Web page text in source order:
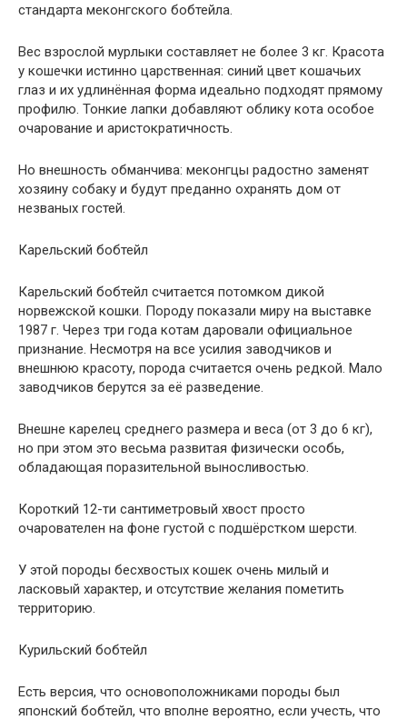
стандарта меконгского бобтейла.
Вес взрослой мурлыки составляет не более 3 кг. Красота
у кошечки истинно царственная: синий цвет кошачьих
глаз и их удлинённая форма идеально подходят прямому
профилю. Тонкие лапки добавляют облику кота особое
очарование и аристократичность.
Но внешность обманчива: меконгцы радостно заменят
хозяину собаку и будут преданно охранять дом от
незваных гостей.
Карельский бобтейл
Карельский бобтейл считается потомком дикой
норвежской кошки. Породу показали миру на выставке
1987 г. Через три года котам даровали официальное
признание. Несмотря на все усилия заводчиков и
внешнюю красоту, порода считается очень редкой. Мало
заводчиков берутся за её разведение.
Внешне карелец среднего размера и веса (от 3 до 6 кг),
но при этом это весьма развитая физически особь,
обладающая поразительной выносливостью.
Короткий 12-ти сантиметровый хвост просто
очарователен на фоне густой с подшёрстком шерсти.
У этой породы бесхвостых кошек очень милый и
ласковый характер, и отсутствие желания пометить
территорию.
Курильский бобтейл
Есть версия, что основоположниками породы был
японский бобтейл, что вполне вероятно, если учесть, что